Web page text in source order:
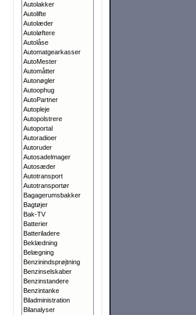
Autolakker
Autolifte
Autolæder
Autoløftere
Autolåse
Automatgearkasser
AutoMester
Automåtter
Autonøgler
Autoophug
AutoPartner
Autopleje
Autopolstrere
Autoportal
Autoradioer
Autoruder
Autosadelmager
Autosæder
Autotransport
Autotransportør
Bagagerumsbakker
Bagtøjer
Bak-TV
Batterier
Batteriladere
Beklædning
Belægning
Benzinindsprøjtning
Benzinselskaber
Benzinstandere
Benzintanke
Biladministration
Bilanalyser